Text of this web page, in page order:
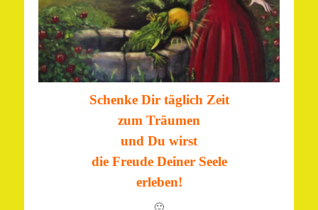
Schenke Dir täglich Zeit
zum Träumen
und Du wirst
die Freude Deiner Seele
erleben!
🙂